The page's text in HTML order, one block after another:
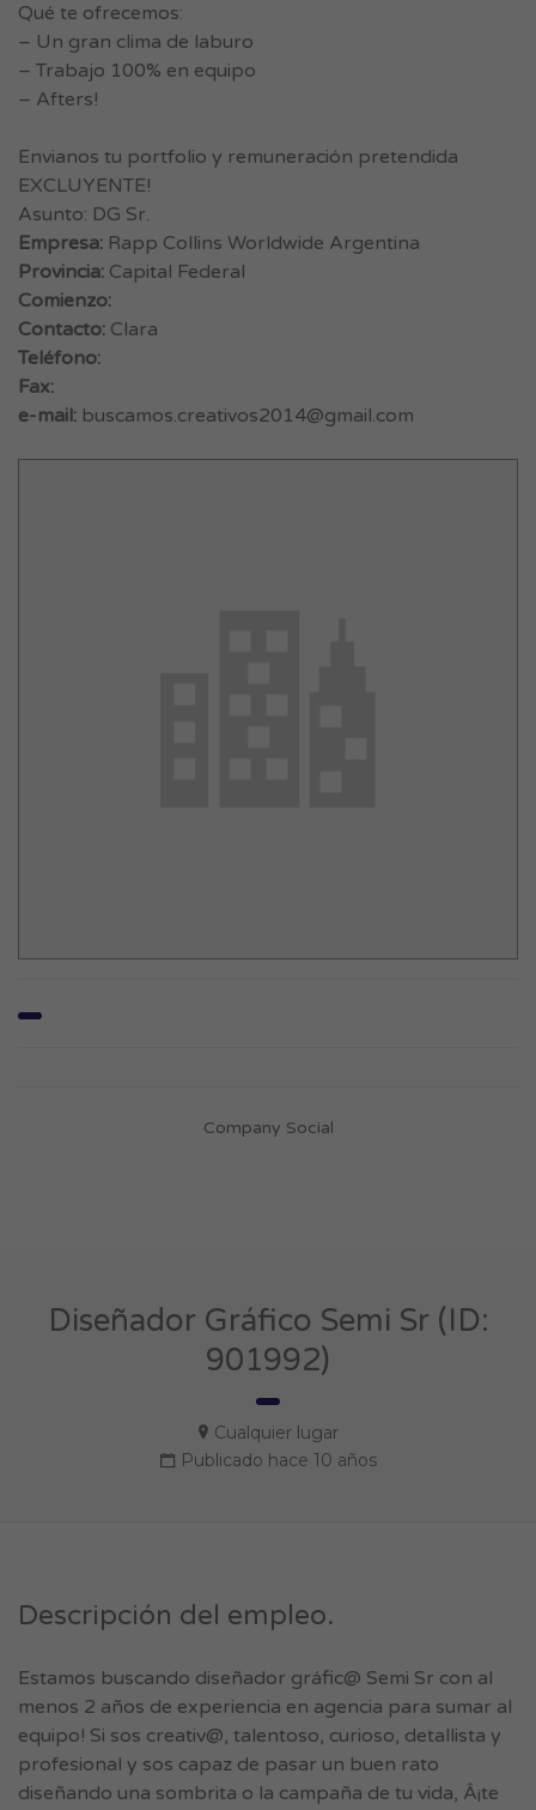
Qué te ofrecemos:
– Un gran clima de laburo
– Trabajo 100% en equipo
– Afters!
Envianos tu portfolio y remuneración pretendida
EXCLUYENTE!
Asunto: DG Sr.
Empresa: Rapp Collins Worldwide Argentina
Provincia: Capital Federal
Comienzo:
Contacto: Clara
Teléfono:
Fax:
e-mail: buscamos.creativos2014@gmail.com
Company Social
Diseñador Gráfico Semi Sr (ID:
901992)
Cualquier lugar
Publicado hace 10 años
Descripción del empleo.
Estamos buscando diseñador gráfic@ Semi Sr con al
menos 2 años de experiencia en agencia para sumar al
equipo! Si sos creativ@, talentoso, curioso, detallista y
profesional y sos capaz de pasar un buen rato
diseñando una sombrita o la campaña de tu vida, Â¡te